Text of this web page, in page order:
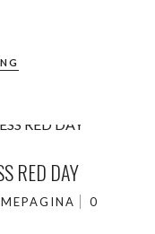
RED DAY
0